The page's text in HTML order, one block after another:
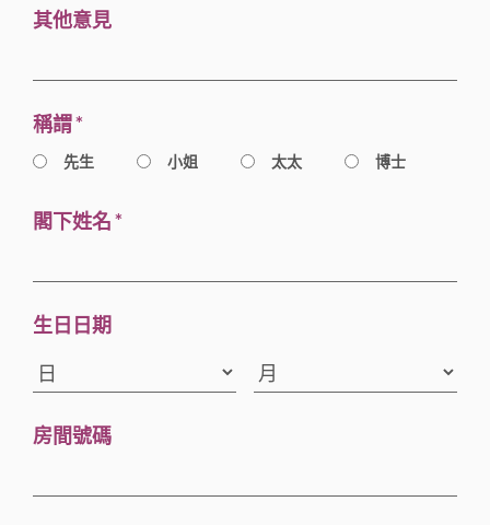
其他意見
稱謂 *
先生 小姐 太太 博士
閣下姓名 *
生日日期
房間號碼